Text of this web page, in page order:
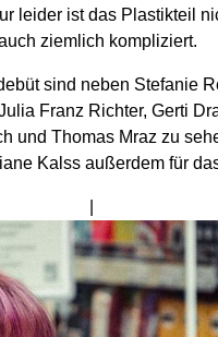
leider ist das Plastikteil
ziemlich kompliziert.
sind neben Stefanie
Franz Richter, Gerti
und Thomas Mraz zu
Kalss außerdem für
Bild
von